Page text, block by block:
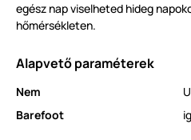
egész nap viselheted hideg
hőmérsékleten.
Alapvető paraméterek
Nem
Barefoot